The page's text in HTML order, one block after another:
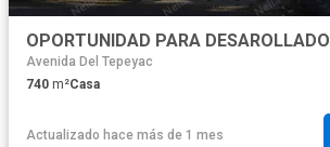
OPORTUNIDAD PARA
Avenida Del Tepeyac
740 m²Casa
Actualizado hace más de 1 mes